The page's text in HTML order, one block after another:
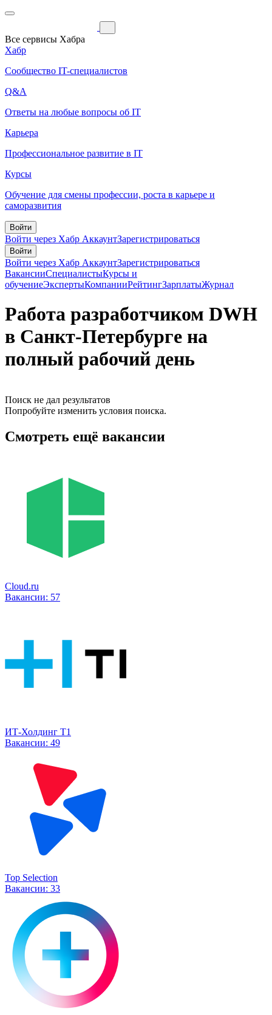
Все сервисы Хабра
Хабр
Сообщество IT-специалистов
Q&A
Ответы на любые вопросы об IT
Карьера
Профессиональное развитие в IT
Курсы
Обучение для смены профессии, роста в карьере и
саморазвития
Войти
Войти через Хабр АккаунтЗарегистрироваться
Войти
Войти через Хабр АккаунтЗарегистрироваться
ВакансииСпециалистыКурсы и
обучениеЭкспертыКомпанииРейтингЗарплатыЖурнал
Работа разработчиком DWH
в Санкт-Петербурге на
полный рабочий день
Поиск не дал результатов
Попробуйте изменить условия поиска.
Смотреть ещё вакансии
Cloud.ru
Вакансии: 57
ИТ-Холдинг Т1
Вакансии: 49
Top Selection
Вакансии: 33